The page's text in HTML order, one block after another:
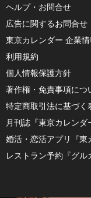
ヘルプ・お問合せ
広告に関するお問合せ
東京カレンダー 企業
利用規約
個人情報保護方針
著作権・免責事項につ
特定商取引法に基づく
月刊誌『東京カレンダ
婚活・恋活アプリ『東
レストラン予約『グル